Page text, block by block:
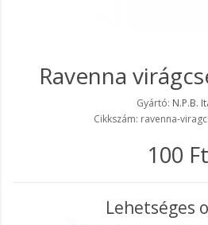
Ravenna
Gyártó: N.P.B.
Cikkszám: ravenna-
100 Ft
Lehetséges